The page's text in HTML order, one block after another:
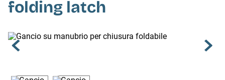
folding latch